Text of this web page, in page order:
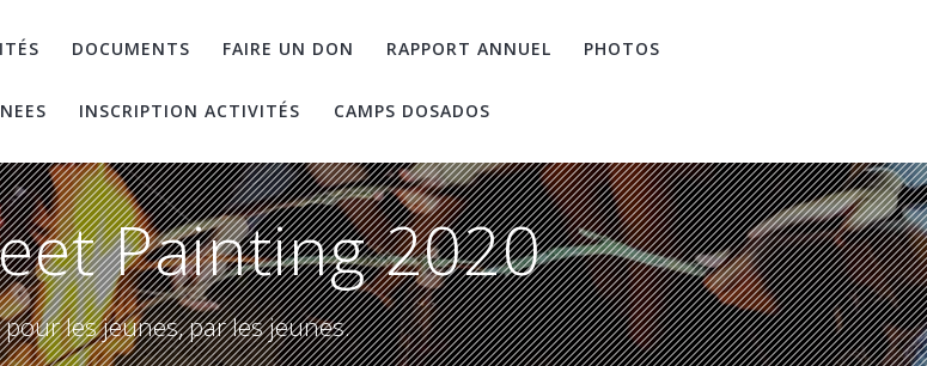
DOCUMENTS FAIRE UN DON RAPPORT ANNUEL PHOTOS
INSCRIPTION ACTIVITÉS CAMPS DOSADOS
Painting 2020
pour les jeunes, par les jeunes.